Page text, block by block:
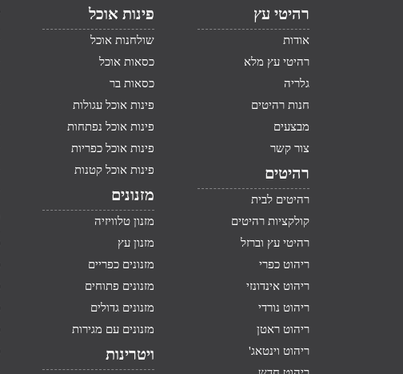
רהיטי עץ
אודות
רהיטי עץ מלא
גלריה
חנות רהיטים
מבצעים
צור קשר
רהיטים
רהיטים לבית
קולקציות רהיטים
רהיטי עץ וברזל
ריהוט כפרי
ריהוט אינדונזי
ריהוט נורדי
ריהוט ראטן
ריהוט וינטאג'
פינות אוכל
שולחנות אוכל
כסאות אוכל
כסאות בר
פינות אוכל עגולות
פינות אוכל נפתחות
פינות אוכל כפריות
פינות אוכל קטנות
מזנונים
מזנון טלוויזיה
מזנון עץ
מזנונים כפריים
מזנונים פתוחים
מזנונים גדולים
מזנונים עם מגירות
ויטרינות